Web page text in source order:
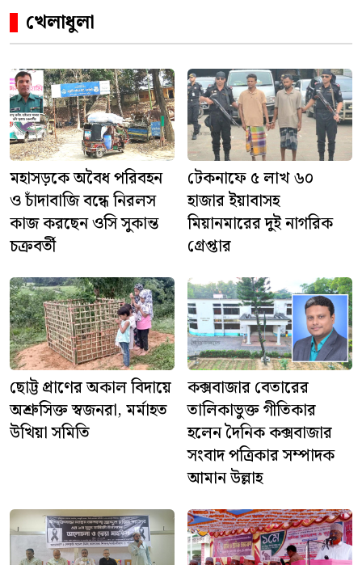
খেলাধুলা
মহাসড়কে অবৈধ পরিবহন
ও চাঁদাবাজি বন্ধে নিরলস
কাজ করছেন ওসি সুকান্ত
চক্রবর্তী
টেকনাফে ৫ লাখ ৬০
হাজার ইয়াবাসহ
মিয়ানমারের দুই নাগরিক
গ্রেপ্তার
ছোট্ট প্রাণের অকাল বিদায়ে
অশ্রুসিক্ত স্বজনরা, মর্মাহত
উখিয়া সমিতি
কক্সবাজার বেতারের
তালিকাভুক্ত গীতিকার
হলেন দৈনিক কক্সবাজার
সংবাদ পত্রিকার সম্পাদক
আমান উল্লাহ